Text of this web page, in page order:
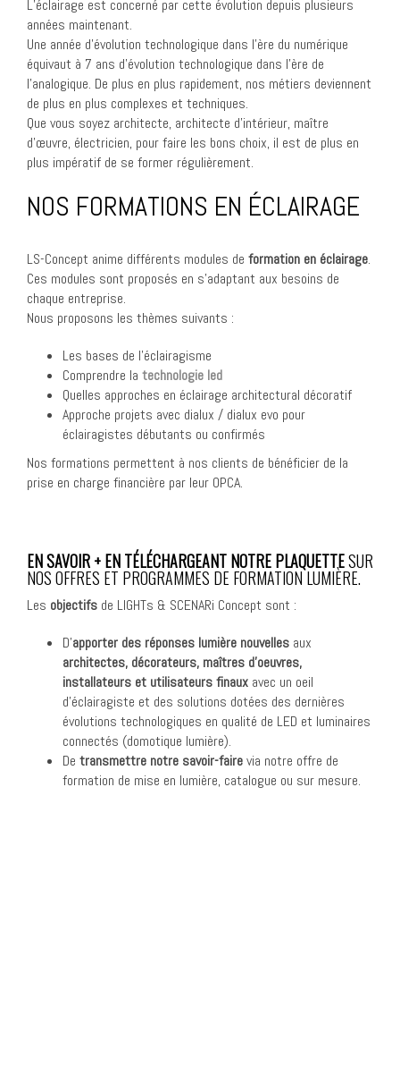
L’éclairage est concerné par cette évolution depuis plusieurs
années maintenant.
Une année d’évolution technologique dans l’ère du numérique
équivaut à 7 ans d’évolution technologique dans l’ère de
l’analogique. De plus en plus rapidement, nos métiers deviennent
de plus en plus complexes et techniques.
Que vous soyez architecte, architecte d’intérieur, maître
d’œuvre, électricien, pour faire les bons choix, il est de plus en
plus impératif de se former régulièrement.
NOS FORMATIONS EN ÉCLAIRAGE
LS-Concept anime différents modules de formation en éclairage.
Ces modules sont proposés en s’adaptant aux besoins de
chaque entreprise.
Nous proposons les thèmes suivants :
Les bases de l’éclairagisme
Comprendre la technologie led
Quelles approches en éclairage architectural décoratif
Approche projets avec dialux / dialux evo pour
éclairagistes débutants ou confirmés
Nos formations permettent à nos clients de bénéficier de la
prise en charge financière par leur OPCA.
EN SAVOIR + EN TÉLÉCHARGEANT NOTRE PLAQUETTESUR
NOS OFFRES ET PROGRAMMES DE FORMATION LUMIÈRE.
Les objectifs de LIGHTs & SCENARi Concept sont :
D’apporter des réponses lumière nouvelles aux
architectes, décorateurs, maîtres d’oeuvres,
installateurs et utilisateurs finaux avec un oeil
d’éclairagiste et des solutions dotées des dernières
évolutions technologiques en qualité de LED et luminaires
connectés (domotique lumière).
De transmettre notre savoir-fairevia notre offre de
formation de mise en lumière, catalogue ou sur mesure.